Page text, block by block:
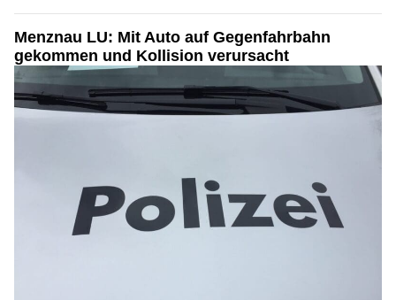
Menznau LU: Mit Auto auf Gegenfahrbahn
gekommen und Kollision verursacht